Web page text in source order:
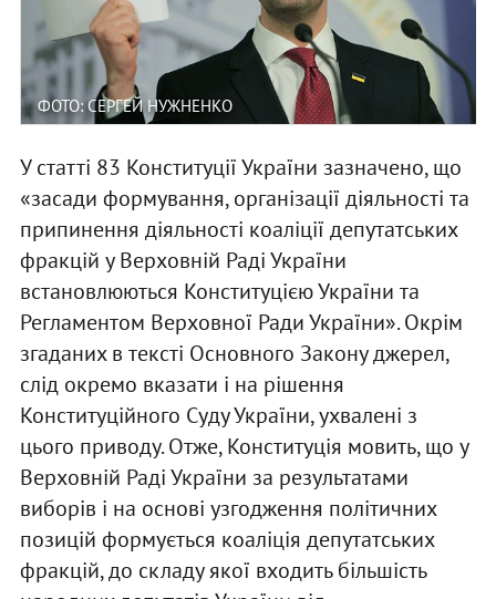
ФОТО: СЕРГЕЙ НУЖНЕНКО
У статті 83 Конституції України зазначено, що
«засади формування, організації діяльності та
припинення діяльності коаліції депутатських
фракцій у Верховній Раді України
встановлюються Конституцією України та
Регламентом Верховної Ради України». Окрім
згаданих в тексті Основного Закону джерел,
слід окремо вказати і на рішення
Конституційного Суду України, ухвалені з
цього приводу. Отже, Конституція мовить, що у
Верховній Раді України за результатами
виборів і на основі узгодження політичних
позицій формується коаліція депутатських
фракцій, до складу якої входить більшість